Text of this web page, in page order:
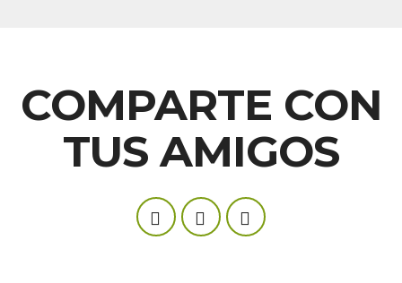
COMPARTE CON
TUS AMIGOS